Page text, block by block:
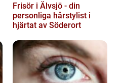
Frisör i Älvsjö - din
personliga hårstylist i
hjärtat av Söderort